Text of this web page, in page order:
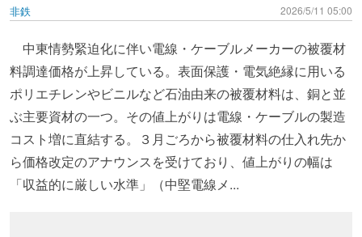
非鉄 2026/5/11 05:00
中東情勢緊迫化に伴い電線・ケーブルメーカーの被覆材
料調達価格が上昇している。表面保護・電気絶縁に用いる
ポリエチレンやビニルなど石油由来の被覆材料は、銅と並
ぶ主要資材の一つ。その値上がりは電線・ケーブルの製造
コスト増に直結する。３月ごろから被覆材料の仕入れ先か
ら価格改定のアナウンスを受けており、値上がりの幅は
「収益的に厳しい水準」（中堅電線メ...